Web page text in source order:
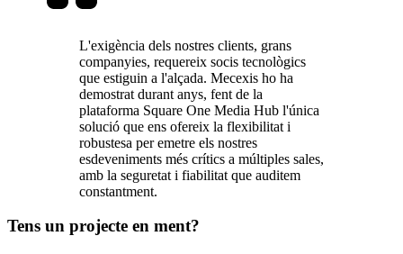
L'exigència dels nostres clients, grans
companyies, requereix socis tecnològics
que estiguin a l'alçada. Mecexis ho ha
demostrat durant anys, fent de la
plataforma Square One Media Hub l'única
solució que ens ofereix la flexibilitat i
robustesa per emetre els nostres
esdeveniments més crítics a múltiples sales,
amb la seguretat i fiabilitat que auditem
constantment.
Tens un projecte en ment?